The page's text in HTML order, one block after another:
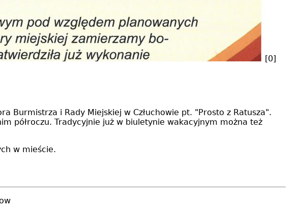
[0]
i Rady Miejskiej w Człuchowie pt. "Prosto z Ratusza".
półroczu. Tradycyjnie już w biuletynie wakacyjnym można też
w mieście.